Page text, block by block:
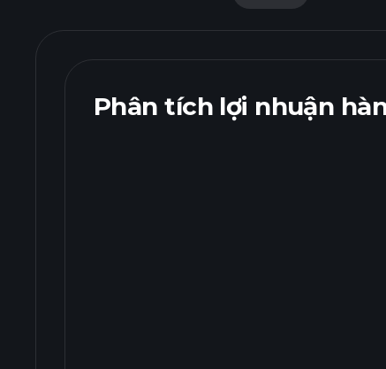
Phân tích lợi nhuận